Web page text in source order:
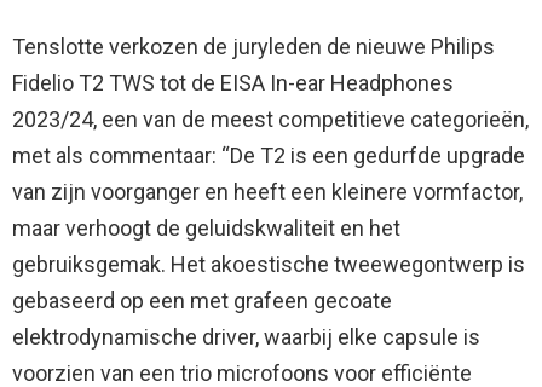
Tenslotte verkozen de juryleden de nieuwe Philips
Fidelio T2 TWS tot de EISA In-ear Headphones
2023/24, een van de meest competitieve categorieën,
met als commentaar: “De T2 is een gedurfde upgrade
van zijn voorganger en heeft een kleinere vormfactor,
maar verhoogt de geluidskwaliteit en het
gebruiksgemak. Het akoestische tweewegontwerp is
gebaseerd op een met grafeen gecoate
elektrodynamische driver, waarbij elke capsule is
voorzien van een trio microfoons voor efficiënte